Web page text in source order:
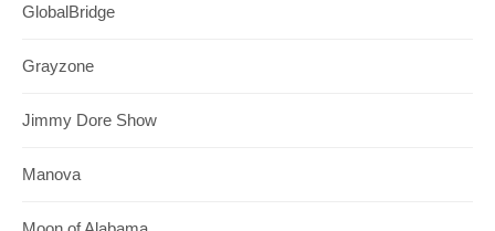
GlobalBridge
Grayzone
Jimmy Dore Show
Manova